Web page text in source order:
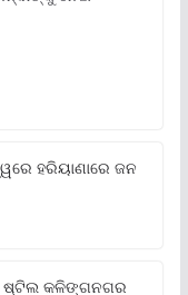
ହରିୟାଣାରେ ଜନ
ଷ୍ଟିଲ କଳିଙ୍ଗନଗର